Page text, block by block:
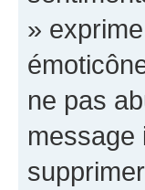
»
ne pas
message